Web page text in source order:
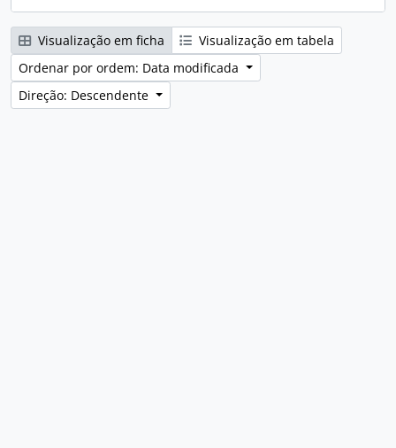
Visualização em ficha
Visualização em tabela
Ordenar por ordem: Data modificada
Direção: Descendente